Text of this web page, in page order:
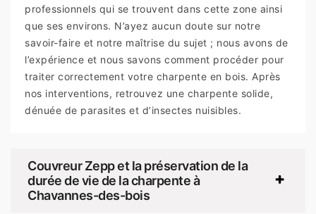
professionnels qui se trouvent dans cette zone ainsi
que ses environs. N’ayez aucun doute sur notre
savoir-faire et notre maîtrise du sujet ; nous avons de
l’expérience et nous savons comment procéder pour
traiter correctement votre charpente en bois. Après
nos interventions, retrouvez une charpente solide,
dénuée de parasites et d’insectes nuisibles.
Couvreur Zepp et la préservation de la
durée de vie de la charpente à
Chavannes-des-bois